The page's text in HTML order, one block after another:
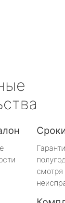
смотря